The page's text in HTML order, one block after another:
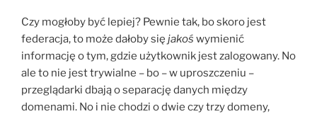
Czy mogłoby być lepiej? Pewnie tak, bo skoro jest
federacja, to może dałoby się jakoś wymienić
informację o tym, gdzie użytkownik jest zalogowany. No
ale to nie jest trywialne – bo – w uproszczeniu –
przeglądarki dbają o separację danych między
domenami. No i nie chodzi o dwie czy trzy domeny,